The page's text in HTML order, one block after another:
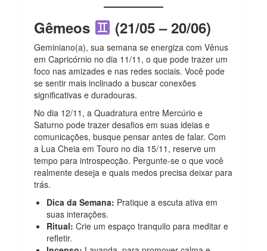
Gêmeos (21/05 – 20/06)
Geminiano(a), sua semana se energiza com Vênus
em Capricórnio no dia 11/11, o que pode trazer um
foco nas amizades e nas redes sociais. Você pode
se sentir mais inclinado a buscar conexões
significativas e duradouras.
No dia 12/11, a Quadratura entre Mercúrio e
Saturno pode trazer desafios em suas ideias e
comunicações, busque pensar antes de falar. Com
a Lua Cheia em Touro no dia 15/11, reserve um
tempo para introspecção. Pergunte-se o que você
realmente deseja e quais medos precisa deixar para
trás.
Dica da Semana: Pratique a escuta ativa em
suas interações.
Ritual: Crie um espaço tranquilo para meditar e
refletir.